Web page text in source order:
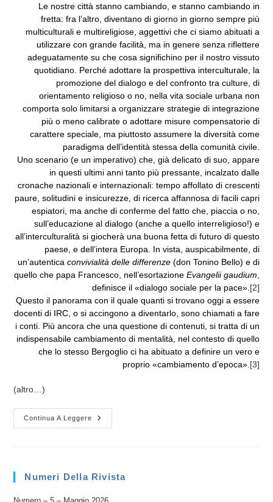
Le nostre città stanno cambiando, e stanno cambiando in
fretta: fra l’altro, diventano di giorno in giorno sempre più
multiculturali e multireligiose, aggettivi che ci siamo abituati a
utilizzare con grande facilità, ma in genere senza riflettere
adeguatamente su che cosa significhino per il nostro vissuto
quotidiano. Perché adottare la prospettiva interculturale, la
promozione del dialogo e del confronto tra culture, di
orientamento religioso o no, nella vita sociale urbana non
comporta solo limitarsi a organizzare strategie di integrazione
più o meno calibrate o adottare misure compensatorie di
carattere speciale, ma piuttosto assumere la diversità come
paradigma dell’identità stessa della comunità civile.
Uno scenario (e un imperativo) che, già delicato di suo, appare
in questi ultimi anni tanto più pressante, incalzato dalle
cronache nazionali e internazionali: tempo affollato di crescenti
paure, solitudini e insicurezze, di ricerca affannosa di facili capri
espiatori, ma anche di conferme del fatto che, piaccia o no,
sull’educazione al dialogo (anche a quello interreligioso!) e
all’interculturalità si giocherà una buona fetta di futuro di questo
paese, e dell’intera Europa. In vista, auspicabilmente, di
un’autentica convivialità delle differenze(don Tonino Bello) e di
quello che papa Francesco, nell’esortazione Evangelii gaudium
definisce il «dialogo sociale per la pace». [2]
Questo il panorama con il quale quanti si trovano oggi a essere
docenti di IRC, o si accingono a diventarlo, sono chiamati a fare
i conti. Più ancora che una questione di contenuti, si tratta di un
indispensabile cambiamento di mentalità, nel contesto di quello
che lo stesso Bergoglio ci ha abituato a definire un vero e
proprio «cambiamento d’epoca». [3]
(altro…)
Continua A Leggere
L’
ITALIA
L’uso
Numeri Della Rivista